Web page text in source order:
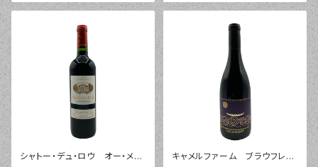
シャトー・デュ・ロウ オー・メド
キャメルファーム ブラウフレン